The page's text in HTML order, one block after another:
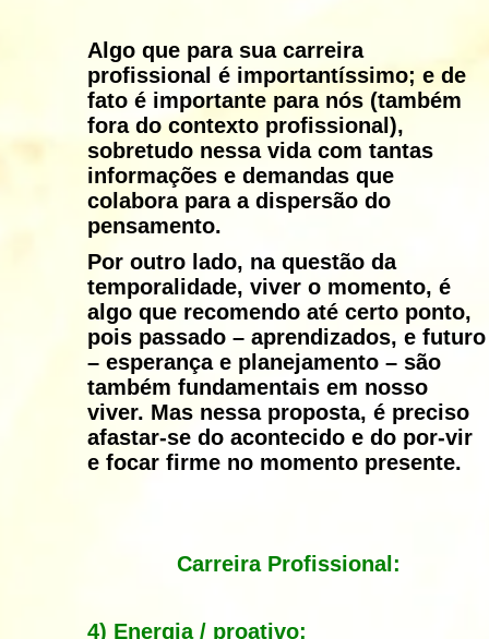
Algo que para sua carreira
profissional é importantíssimo; e de
fato é importante para nós (também
fora do contexto profissional),
sobretudo nessa vida com tantas
informações e demandas que
colabora para a dispersão do
pensamento.
Por outro lado, na questão da
temporalidade, viver o momento, é
algo que recomendo até certo ponto,
pois passado – aprendizados, e futuro
– esperança e planejamento – são
também fundamentais em nosso
viver. Mas nessa proposta, é preciso
afastar-se do acontecido e do por-vir
e focar firme no momento presente.
Carreira Profissional:
4) Energia / proativo: